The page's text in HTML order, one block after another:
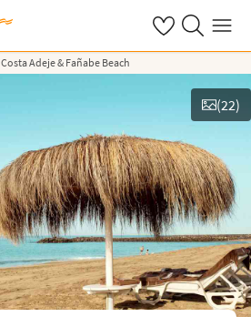
OmatHaku Valikko
Costa Adeje & Fañabe Beach
(22)